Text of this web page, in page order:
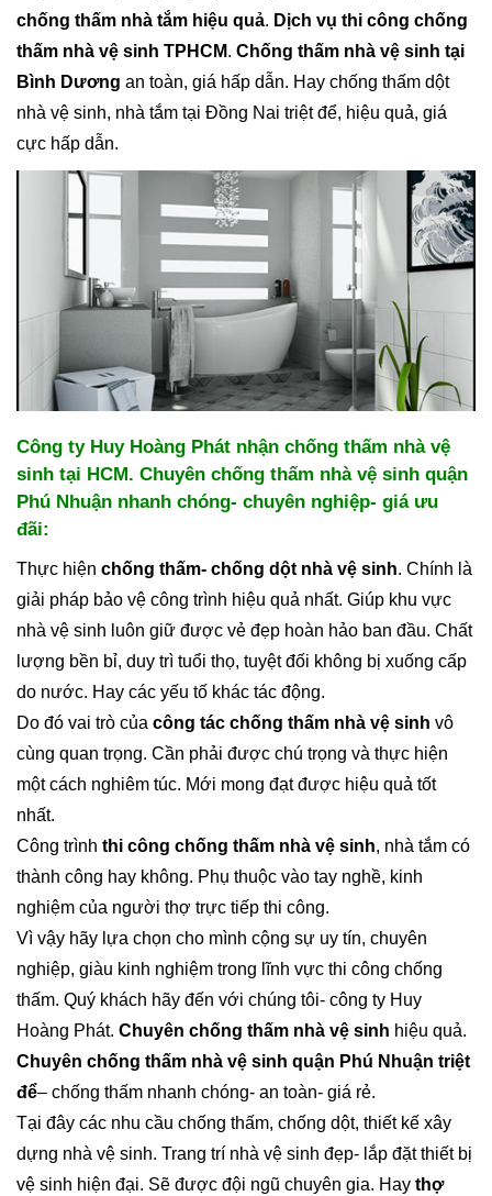
chống thấm nhà tắm hiệu quả. Dịch vụ thi công chống
thấm nhà vệ sinh TPHCM. Chống thấm nhà vệ sinh tại
Bình Dương an toàn, giá hấp dẫn. Hay chống thấm dột
nhà vệ sinh, nhà tắm tại Đồng Nai triệt để, hiệu quả, giá
cực hấp dẫn.
Công ty Huy Hoàng Phát nhận chống thấm nhà vệ
sinh tại HCM. Chuyên chống thấm nhà vệ sinh quận
Phú Nhuận nhanh chóng- chuyên nghiệp- giá ưu
đãi:
Thực hiện chống thấm- chống dột nhà vệ sinh. Chính là
giải pháp bảo vệ công trình hiệu quả nhất. Giúp khu vực
nhà vệ sinh luôn giữ được vẻ đẹp hoàn hảo ban đầu. Chất
lượng bền bỉ, duy trì tuổi thọ, tuyệt đối không bị xuống cấp
do nước. Hay các yếu tố khác tác động.
Do đó vai trò của công tác chống thấm nhà vệ sinh vô
cùng quan trọng. Cần phải được chú trọng và thực hiện
một cách nghiêm túc. Mới mong đạt được hiệu quả tốt
nhất.
Công trình thi công chống thấm nhà vệ sinh, nhà tắm có
thành công hay không. Phụ thuộc vào tay nghề, kinh
nghiệm của người thợ trực tiếp thi công.
Vì vậy hãy lựa chọn cho mình cộng sự uy tín, chuyên
nghiệp, giàu kinh nghiệm trong lĩnh vực thi công chống
thấm. Quý khách hãy đến với chúng tôi- công ty Huy
Hoàng Phát. Chuyên chống thấm nhà vệ sinh hiệu quả.
Chuyên chống thấm nhà vệ sinh quận Phú Nhuận triệt
để– chống thấm nhanh chóng- an toàn- giá rẻ.
Tại đây các nhu cầu chống thấm, chống dột, thiết kế xây
dựng nhà vệ sinh. Trang trí nhà vệ sinh đẹp- lắp đặt thiết bị
vệ sinh hiện đại. Sẽ được đội ngũ chuyên gia. Hay thợ